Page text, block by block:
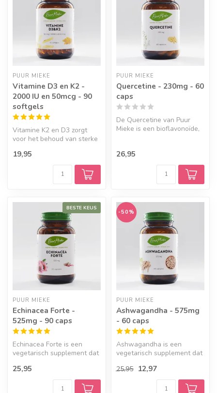
PUUR MIEKE
Vitamine D3 en K2 -
2000 IU en 50mcg - 90
softgels
Vitamine K2 en D3 zorgt
voor het behoud van sterke
voo...
19,95
PUUR MIEKE
Quercetine - 230mg - 60
caps
De Quercetine van Puur
Mieke is een bioflavonoïde,
26,95
BESTE KEUS
PUUR MIEKE
Echinacea Forte -
525mg - 90 caps
Echinacea Forte is een
vegetarisch supplement dat
indianen...
25,95
-50%
PUUR MIEKE
Ashwagandha - 575mg
- 60 caps
Ashwagandha is een
vegetarisch supplement dat
voor de ve...
25,95 12,97